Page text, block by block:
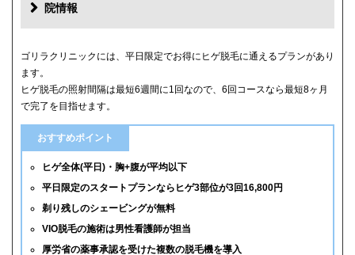
院情報
ゴリラクリニックには、平日限定でお得にヒゲ脱毛に通えるプランがあり
ます。
ヒゲ脱毛の照射間隔は最短6週間に1回なので、6回コースなら最短8ヶ月
で完了を目指せます。
おすすめポイント
ヒゲ全体(平日)・胸+腹が平均以下
平日限定のスタートプランならヒゲ3部位が3回16,800円
剃り残しのシェービングが無料
VIO脱毛の施術は男性看護師が担当
厚労省の薬事承認を受けた複数の脱毛機を導入